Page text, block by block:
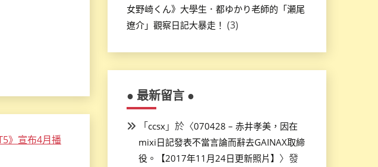
女野崎くん》大學生．都ゆかり老師的「瀬尾
遼介」觀察日記大暴走！ (3)
● 最新留言 ●
「ccsx」於〈070428 – 赤井孝美，因在
mixi日記發表不當言論而辭去GAINAX取締
役。【2017年11月24日更新照片】 〉發